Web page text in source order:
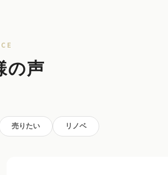
の声
売りたい リノベ